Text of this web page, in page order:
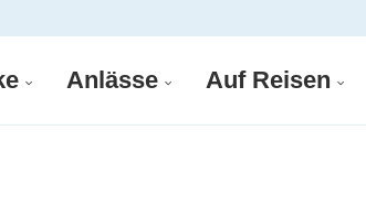
Anlässe Auf Reisen